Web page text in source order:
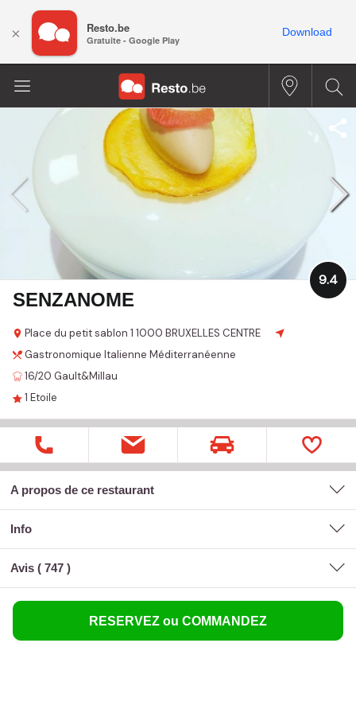
SENZANOME
Place du petit sablon 1 1000 BRUXELLES CENTRE
9.4
Gastronomique Italienne Méditerranéenne
16/20 Gault&Millau
1 Etoile
A propos de ce restaurant
Info
Avis ( 747 )
RESERVEZ ou COMMANDEZ
× Resto.be
Gratuite - Google Play
Download